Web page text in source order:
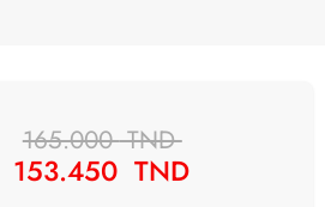
165.000TND
153.450 TND